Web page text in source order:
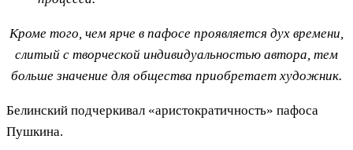
Кроме того, чем ярче в пафосе проявляется дух времени,
слитый с творческой индивидуальностью автора, тем
больше значение для общества приобретает художник.
Белинский подчеркивал «аристократичность» пафоса
Пушкина.